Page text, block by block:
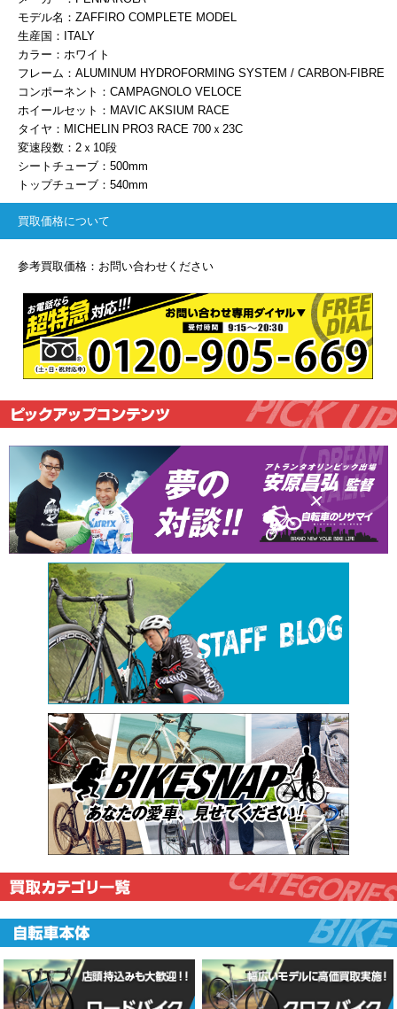
モデル名：ZAFFIRO COMPLETE MODEL
生産国：ITALY
カラー：ホワイト
フレーム：ALUMINUM HYDROFORMING SYSTEM / CARBON-FIBRE
コンポーネント：CAMPAGNOLO VELOCE
ホイールセット：MAVIC AKSIUM RACE
タイヤ：MICHELIN PRO3 RACE 700ｘ23C
変速段数：2ｘ10段
シートチューブ：500mm
トップチューブ：540mm
買取価格について
参考買取価格：お問い合わせください